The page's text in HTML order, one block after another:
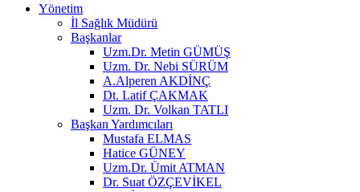
Yönetim
İl Sağlık Müdürü
Başkanlar
Uzm.Dr. Metin GÜMÜŞ
Uzm. Dr. Nebi SÜRÜM
A.Alperen AKDİNÇ
Dt. Latif ÇAKMAK
Uzm. Dr. Volkan TATLI
Başkan Yardımcıları
Mustafa ELMAS
Hatice GÜNEY
Uzm.Dr. Ümit ATMAN
Dr. Suat ÖZÇEVİKEL